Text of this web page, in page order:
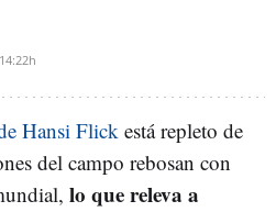
14:22h
Hansi Flick está repleto de
del campo rebosan con
lo que releva a